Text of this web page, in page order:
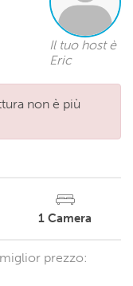
Il tuo host è
Eric
non è più
1 Camera
prezzo: